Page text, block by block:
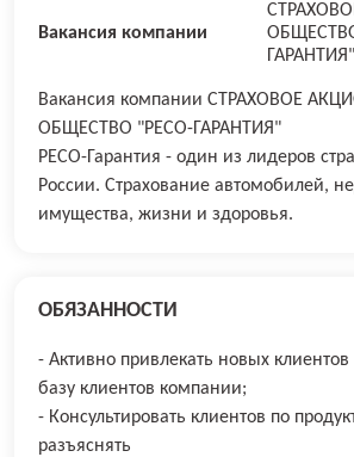
Вакансия компании
ГАРАНТИЯ"
Вакансия компании СТРАХОВОЕ
ОБЩЕСТВО "РЕСО-ГАРАНТИЯ"
РЕСО-Гарантия - один из лидеров
России. Страхование автомобилей,
имущества, жизни и здоровья.
ОБЯЗАННОСТИ
- Активно привлекать новых
базу клиентов компании;
- Консультировать клиентов по
разъяснять